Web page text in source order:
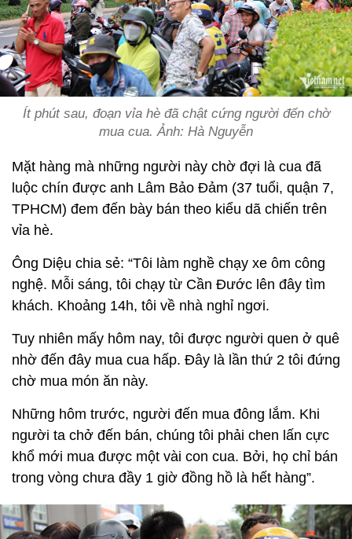
Ít phút sau, đoạn vỉa hè đã chật cứng người đến chờ
mua cua. Ảnh: Hà Nguyễn
Mặt hàng mà những người này chờ đợi là cua đã
luộc chín được anh Lâm Bảo Đảm (37 tuổi, quận 7,
TPHCM) đem đến bày bán theo kiểu dã chiến trên
vỉa hè.
Ông Diệu chia sẻ: “Tôi làm nghề chạy xe ôm công
nghệ. Mỗi sáng, tôi chạy từ Cần Đước lên đây tìm
khách. Khoảng 14h, tôi về nhà nghỉ ngơi.
Tuy nhiên mấy hôm nay, tôi được người quen ở quê
nhờ đến đây mua cua hấp. Đây là lần thứ 2 tôi đứng
chờ mua món ăn này.
Những hôm trước, người đến mua đông lắm. Khi
người ta chở đến bán, chúng tôi phải chen lấn cực
khổ mới mua được một vài con cua. Bởi, họ chỉ bán
trong vòng chưa đầy 1 giờ đồng hồ là hết hàng”.